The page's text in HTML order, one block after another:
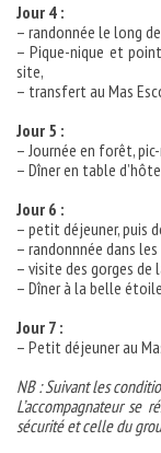
Jour 4 :
– randonnée le long
– Pique-nique et
site,
– transfert au Mas
Jour 5 :
– Journée en forêt,
– Dîner en table
Jour 6 :
– petit déjeuner, puis
– randonnnée dans
– visite des gorges de
– Dîner à la belle
Jour 7 :
– Petit déjeuner au
NB : Suivant les
L’accompagnateur
sécurité et celle du